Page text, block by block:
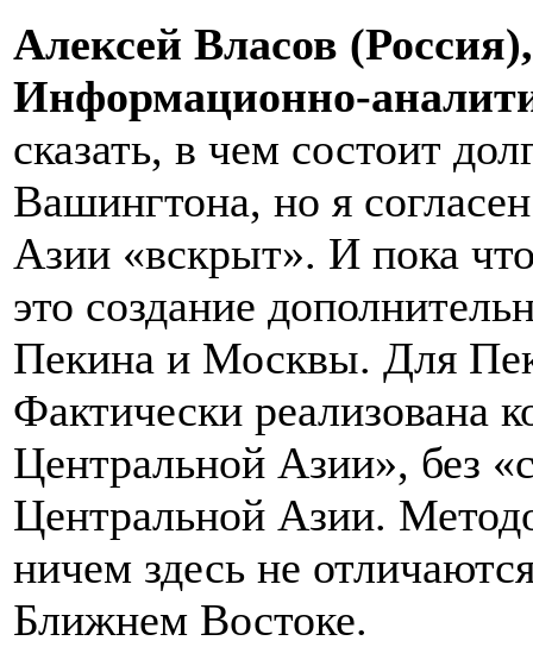
Алексей Власов
Информационно-
сказать, в чем состоит
Вашингтона, но я
Азии «вскрыт». И пока
это создание
Пекина и Москвы. Для
Фактически реализована
Центральной Азии», без
Центральной Азии.
ничем здесь не
Ближнем Востоке.